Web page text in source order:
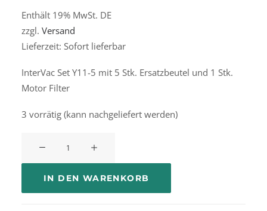
Enthält 19% MwSt. DE
zzgl. Versand
Lieferzeit: Sofort lieferbar
InterVac Set Y11-5 mit 5 Stk. Ersatzbeutel und 1 Stk.
Motor Filter
3 vorrätig (kann nachgeliefert werden)
IN DEN WARENKORB